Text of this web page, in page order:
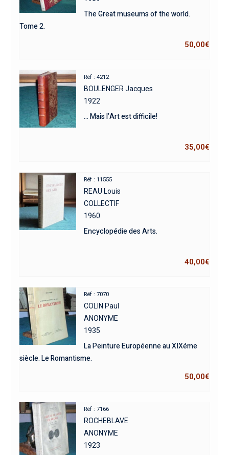
The Great museums of the world.
Tome 2.
50,00€
Réf : 4212
BOULENGER Jacques
1922
… Mais l’Art est difficile!
35,00€
Réf : 11555
REAU Louis
COLLECTIF
1960
Encyclopédie des Arts.
40,00€
Réf : 7070
COLIN Paul
ANONYME
1935
La Peinture Européenne au XIXéme
siècle. Le Romantisme.
50,00€
Réf : 7166
ROCHEBLAVE
ANONYME
1923